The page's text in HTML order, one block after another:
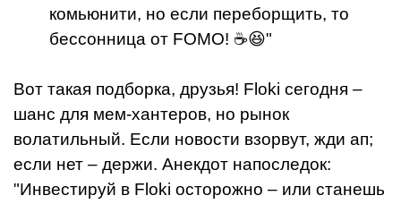
комьюнити, но если переборщить, то
бессонница от FOMO! ☕😆"
Вот такая подборка, друзья! Floki сегодня –
шанс для мем-хантеров, но рынок
волатильный. Если новости взорвут, жди ап;
если нет – держи. Анекдот напоследок:
"Инвестируй в Floki осторожно – или станешь